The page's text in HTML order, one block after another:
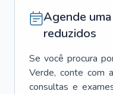
Agende
reduzidos
Se você procura
Verde, conte com
consultas e